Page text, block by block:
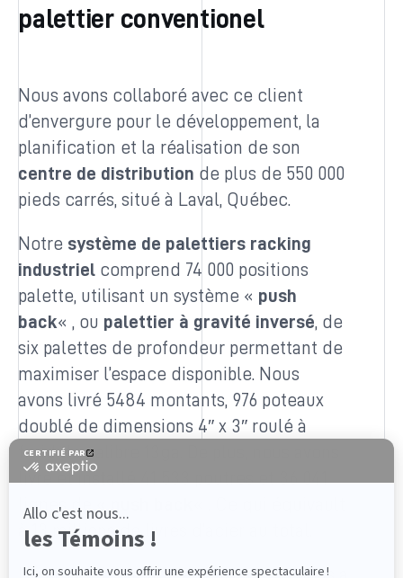
palettier conventionel
Nous avons collaboré avec ce client
d’envergure pour le développement, la
planification et la réalisation de son
centre de distribution de plus de 550 000
pieds carrés, situé à Laval, Québec.
Notre système de palettiers racking
industriel comprend 74 000 positions
palette, utilisant un système « push
back« , ou palettier à gravité inversé, de
six palettes de profondeur permettant de
maximiser l’espace disponible. Nous
avons livré 5484 montants, 976 poteaux
doublé de dimensions 4″ x 3″ roulé à
froid de calibre 13ga. De plus, nous avons
livré et installé 41 533 poutres et 36 041
lignes de «
à 13 millions de livres d’acier au total.